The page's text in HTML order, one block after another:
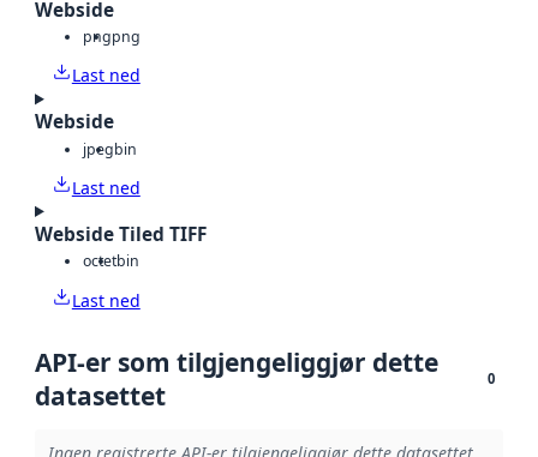
Webside
pngpng
Last ned
Webside
jpegbin
Last ned
Webside Tiled TIFF
octetbin
Last ned
API-er som tilgjengeliggjør dette
datasettet
0